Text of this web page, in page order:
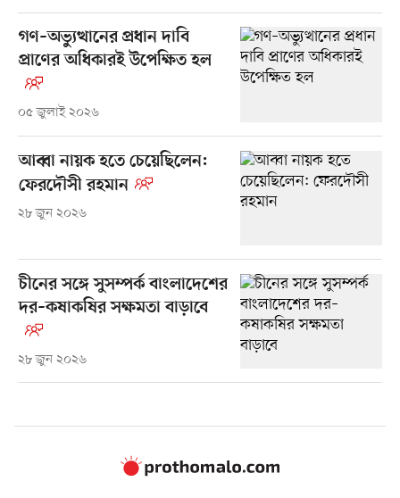
গণ–অভ্যুত্থানের প্রধান দাবি
প্রাণের অধিকারই উপেক্ষিত হল
০৫ জুলাই ২০২৬
আব্বা নায়ক হতে চেয়েছিলেন:
ফেরদৌসী রহমান
২৮ জুন ২০২৬
চীনের সঙ্গে সুসম্পর্ক বাংলাদেশের
দর–কষাকষির সক্ষমতা বাড়াবে
২৮ জুন ২০২৬